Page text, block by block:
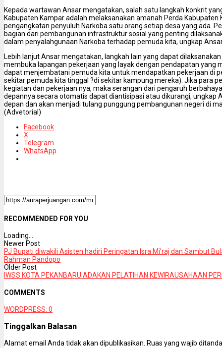
Kepada wartawan Ansar mengatakan, salah satu langkah konkrit
Kabupaten Kampar adalah melaksanakan amanah Perda
pengangkatan penyuluh Narkoba satu orang setiap desa yang ada.
bagian dari pembangunan infrastruktur sosial yang penting
dalam penyalahgunaan Narkoba terhadap pemuda kita, ungkap
Lebih lanjut Ansar mengatakan, langkah lain yang dapat
membuka lapangan pekerjaan yang layak dengan pendapatan yang
dapat menjembatani pemuda kita untuk mendapatkan pekerjaan di
sekitar pemuda kita tinggal ?di sekitar kampung mereka). Jika para
kegiatan dan pekerjaan nya, maka serangan dari pengaruh
depannya secara otomatis dapat diantisipasi atau dikurangi, ungkap
depan dan akan menjadi tulang punggung pembangunan negeri di
(Advetorial)
Facebook
X
Telegram
WhatsApp
RECOMMENDED FOR YOU
Loading...
Newer Post
PJ Bupati diwakili Asisten hadiri Peringatan Isra Mi’raj dan Sambut
Rahman Pandopo
Older Post
IWSS KOTA PEKANBARU ADAKAN PELATIHAN KEWIRAUSAHAAN
COMMENTS
WORDPRESS: 0
Tinggalkan Balasan
Alamat email Anda tidak akan dipublikasikan. Ruas yang wajib